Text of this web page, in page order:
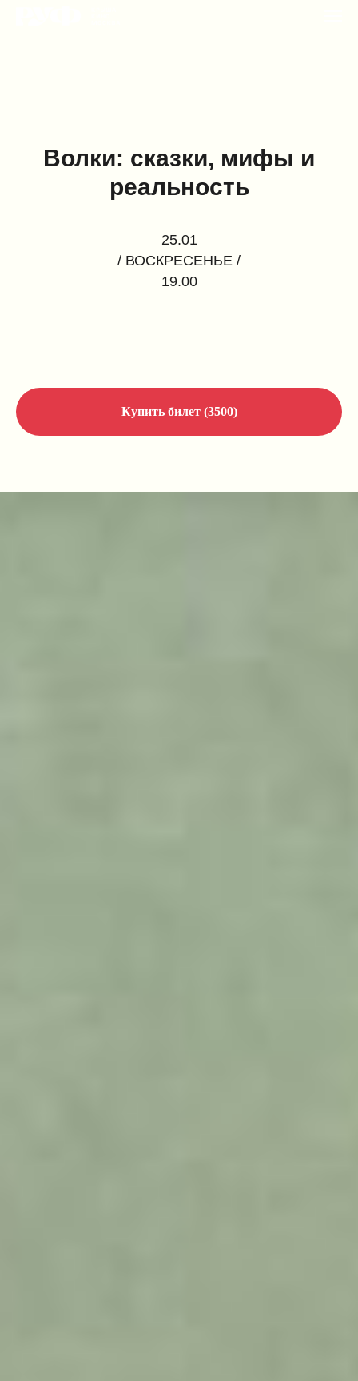
Волки: сказки, мифы и
реальность
25.01
/ ВОСКРЕСЕНЬЕ /
19.00
Купить билет (3500)